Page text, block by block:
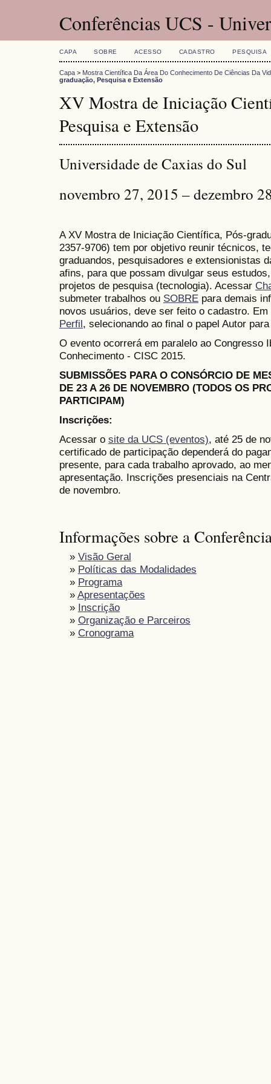
Conferências UCS -
CAPA SOBRE ACESSO CADASTRO PESQUISA
Capa > Mostra Científica Da Área Do Conhecimento De Ciências Da
graduação, Pesquisa e Extensão
XV Mostra de Iniciação
Pesquisa e Extensão
Universidade de Caxias do Sul
novembro 27, 2015 – dezembro
A XV Mostra de Iniciação Científica, Pós-
2357-9706) tem por objetivo reunir técnicos,
graduandos, pesquisadores e extensionistas
afins, para que possam divulgar seus
projetos de pesquisa (tecnologia). Acessar
submeter trabalhos ou SOBRE para demais
novos usuários, deve ser feito o cadastro.
Perfil, selecionando ao final o papel Autor
O evento ocorrerá em paralelo ao Congresso
Conhecimento - CISC 2015.
SUBMISSÕES PARA O CONSÓRCIO DE
DE 23 A 26 DE NOVEMBRO (TODOS OS
PARTICIPAM)
Inscrições:
Acessar o site da UCS (eventos), até 25 de
certificado de participação dependerá do
presente, para cada trabalho aprovado, ao
apresentação. Inscrições presenciais na
de novembro.
Informações sobre a
» Visão Geral
» Políticas das Modalidades
» Programa
» Apresentações
» Inscrição
» Organização e Parceiros
» Cronograma